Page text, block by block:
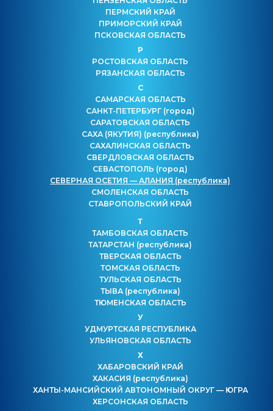
ПЕРМСКИЙ КРАЙ
ПРИМОРСКИЙ КРАЙ
ПСКОВСКАЯ ОБЛАСТЬ
Р
РОСТОВСКАЯ ОБЛАСТЬ
РЯЗАНСКАЯ ОБЛАСТЬ
С
САМАРСКАЯ ОБЛАСТЬ
САНКТ-ПЕТЕРБУРГ (город)
САРАТОВСКАЯ ОБЛАСТЬ
САХА (ЯКУТИЯ) (республика)
САХАЛИНСКАЯ ОБЛАСТЬ
СВЕРДЛОВСКАЯ ОБЛАСТЬ
СЕВАСТОПОЛЬ (город)
СЕВЕРНАЯ ОСЕТИЯ — АЛАНИЯ (республика)
СМОЛЕНСКАЯ ОБЛАСТЬ
СТАВРОПОЛЬСКИЙ КРАЙ
Т
ТАМБОВСКАЯ ОБЛАСТЬ
ТАТАРСТАН (республика)
ТВЕРСКАЯ ОБЛАСТЬ
ТОМСКАЯ ОБЛАСТЬ
ТУЛЬСКАЯ ОБЛАСТЬ
ТЫВА (республика)
ТЮМЕНСКАЯ ОБЛАСТЬ
У
УДМУРТСКАЯ РЕСПУБЛИКА
УЛЬЯНОВСКАЯ ОБЛАСТЬ
Х
ХАБАРОВСКИЙ КРАЙ
ХАКАСИЯ (республика)
ХАНТЫ-МАНСИЙСКИЙ АВТОНОМНЫЙ ОКРУГ — ЮГРА
ХЕРСОНСКАЯ ОБЛАСТЬ